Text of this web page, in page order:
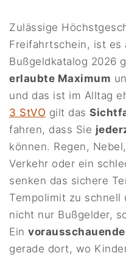
Zulässige
Freifahrtschein, ist es
Bußgeldkatalog 2026
erlaubte Maximum
und das ist im Alltag
3 StVO gilt das
fahren, dass Sie
können. Regen,
Verkehr oder ein
senken das sichere
Tempolimit zu
nicht nur Bußgelder,
Ein
gerade dort, wo